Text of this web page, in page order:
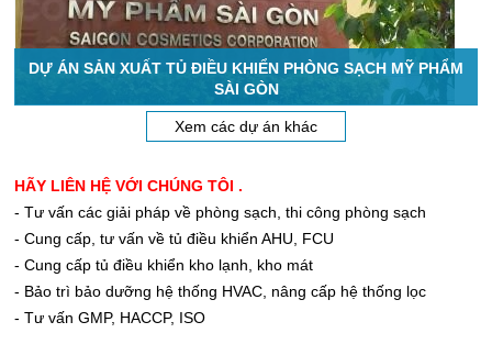
DỰ ÁN SẢN XUẤT TỦ ĐIỀU KHIỂN PHÒNG SẠCH MỸ PHẨM
SÀI GÒN
Xem các dự án khác
HÃY LIÊN HỆ VỚI CHÚNG TÔI .
- Tư vấn các giải pháp về phòng sạch, thi công phòng sạch
- Cung cấp, tư vấn về tủ điều khiển AHU, FCU
- Cung cấp tủ điều khiển kho lạnh, kho mát
- Bảo trì bảo dưỡng hệ thống HVAC, nâng cấp hệ thống lọc
- Tư vấn GMP, HACCP, ISO